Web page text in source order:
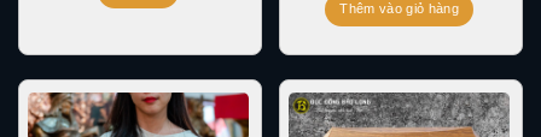
Thêm vào giỏ hàng